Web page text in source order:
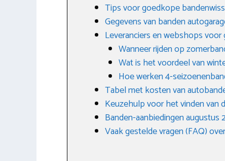
Tips voor goedkope
Gegevens van banden
Leveranciers en webshops
Wanneer rijden op
Wat is het voordeel van
Hoe werken 4-
Tabel met kosten van
Keuzehulp voor het vinden van
Banden-aanbiedingen augustus
Vaak gestelde vragen (FAQ)